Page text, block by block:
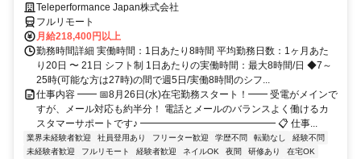
Teleperformance Japan株式会社
フルリモート
月給218,400円以上
勤務時間詳細 実働時間：1日あたり8時間 平均勤務日数：1ヶ月あた
り20日 〜 21日 シフト制 1日あたりの実働時間：最大8時間/日 ◆7～
25時(可能な方は27時)の間で週5日/実働8時間のシフ...
仕事内容 ━━ 📅8月26日(水)在宅勤務スタート！━━ 受電がメインで
すが、メール対応も約半分！ 電話とメールのバランスよく働けるカ
スタマーサポートです♪ ━━━━━━━━━━━━━━ 📋 仕事...
業界未経験者歓迎 社員登用あり フリーター歓迎 学歴不問 転勤なし
経験不問
未経験者歓迎
フルリモート 経験者歓迎 ネイルOK 夜間 研修あり
在宅OK